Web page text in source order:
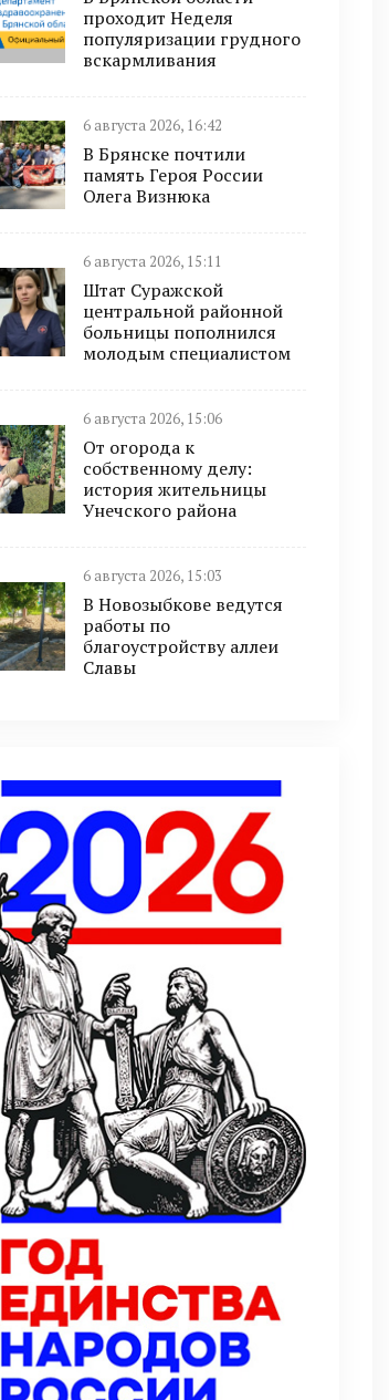
проходит Неделя
популяризации грудного
вскармливания
6 августа 2026, 16:42
В Брянске почтили
память Героя России
Олега Визнюка
6 августа 2026, 15:11
Штат Суражской
центральной районной
больницы пополнился
молодым специалистом
6 августа 2026, 15:06
От огорода к
собственному делу:
история жительницы
Унечского района
6 августа 2026, 15:03
В Новозыбкове ведутся
работы по
благоустройству аллеи
Славы